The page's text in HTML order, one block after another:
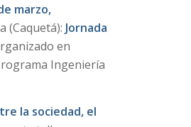
marzo,
(Caquetá): Jornada
en
Ingeniería
la sociedad, el